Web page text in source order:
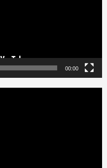
00:00